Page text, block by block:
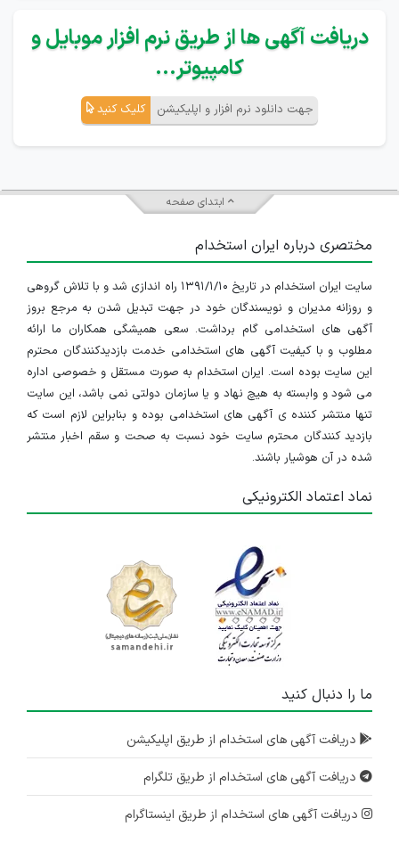
دریافت آگهی ها از طریق نرم افزار موبایل و
کامپیوتر...
جهت دانلود نرم افزار و اپلیکیشن کلیک کنید
ابتدای صفحه
مختصری درباره ایران استخدام
سایت ایران استخدام در تاریخ ۱۳۹۱/۱/۱۰ راه اندازی شد و با تلاش گروهی
و روزانه مدیران و نویسندگان خود در جهت تبدیل شدن به مرجع بروز
آگهی های استخدامی گام برداشت. سعی همیشگی همکاران ما ارائه
مطلوب و با کیفیت آگهی های استخدامی خدمت بازدیدکنندگان محترم
این سایت بوده است. ایران استخدام به صورت مستقل و خصوصی اداره
می شود و وابسته به هیچ نهاد و یا سازمان دولتی نمی باشد، این سایت
تنها منتشر کننده ی آگهی های استخدامی بوده و بنابراین لازم است که
بازدید کنندگان محترم سایت خود نسبت به صحت و سقم اخبار منتشر
شده در آن هوشیار باشند.
نماد اعتماد الکترونیکی
ما را دنبال کنید
دریافت آگهی های استخدام از طریق اپلیکیشن
دریافت آگهی های استخدام از طریق تلگرام
دریافت آگهی های استخدام از طریق اینستاگرام